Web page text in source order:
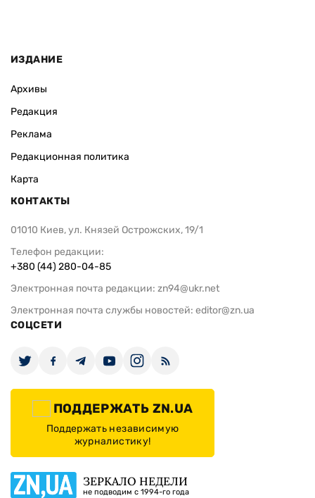
ИЗДАНИЕ
Архивы
Редакция
Реклама
Редакционная политика
Карта
КОНТАКТЫ
01010 Киев, ул. Князей Острожских, 19/1
Телефон редакции:
+380 (44) 280-04-85
Электронная почта редакции: zn94@ukr.net
Электронная почта службы новостей: editor@zn.ua
СОЦСЕТИ
ПОДДЕРЖАТЬ ZN.UA
Поддержать независимую
журналистику!
ЗЕРКАЛО НЕДЕЛИ
не подводим с 1994-го года